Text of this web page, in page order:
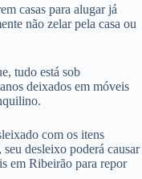
casas para alugar já
não zelar pela casa ou
tudo está sob
deixados em móveis
com os itens
desleixo poderá causar
em Ribeirão para repor